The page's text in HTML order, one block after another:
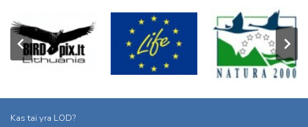
Kas tai yra LOD?